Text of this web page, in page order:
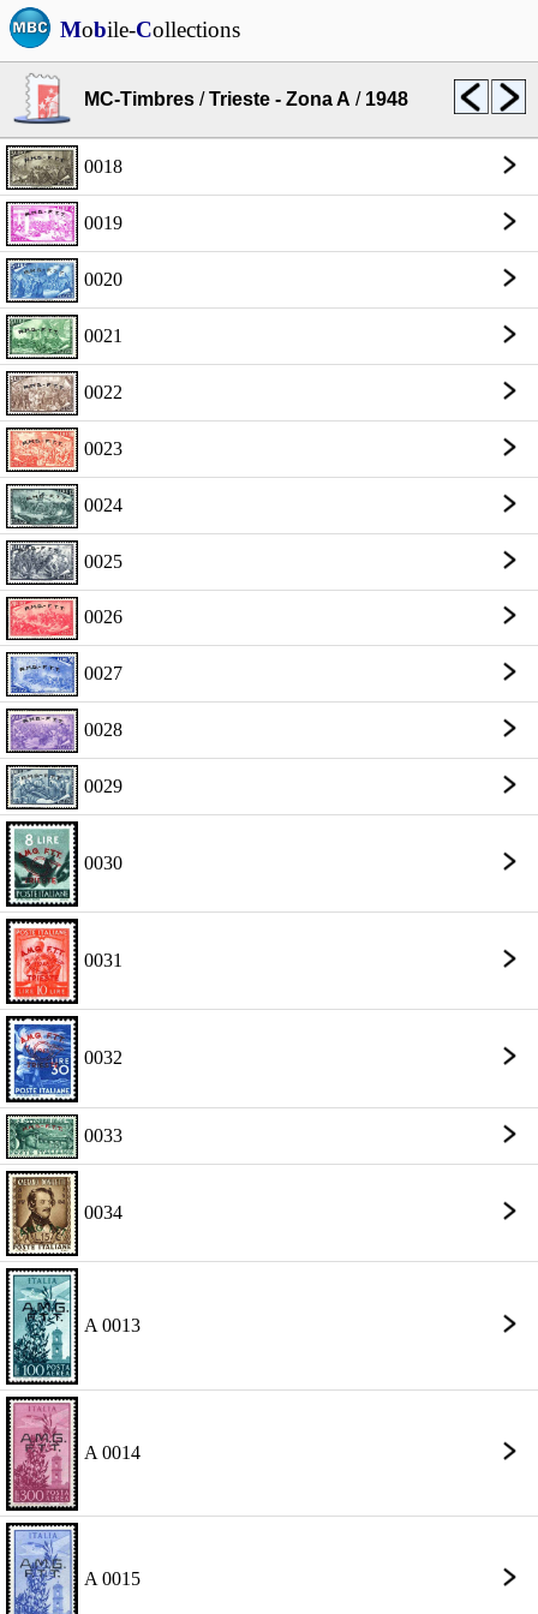
Mobile-Collections
MC-Timbres /Trieste - Zona A / 1948
0018
0019
0020
0021
0022
0023
0024
0025
0026
0027
0028
0029
0030
0031
0032
0033
0034
A 0013
A 0014
A 0015